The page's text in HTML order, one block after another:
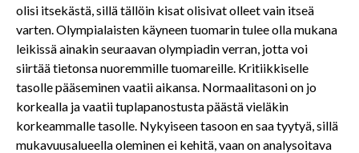
olisi itsekästä, sillä tällöin kisat olisivat olleet vain itseä
varten. Olympialaisten käyneen tuomarin tulee olla mukana
leikissä ainakin seuraavan olympiadin verran, jotta voi
siirtää tietonsa nuoremmille tuomareille. Kritiikkiselle
tasolle pääseminen vaatii aikansa. Normaalitasoni on jo
korkealla ja vaatii tuplapanostusta päästä vieläkin
korkeammalle tasolle. Nykyiseen tasoon en saa tyytyä, sillä
mukavuusalueella oleminen ei kehitä, vaan on analysoitava